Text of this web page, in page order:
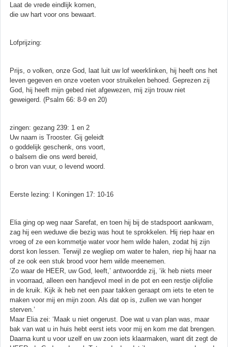
Laat de vrede eindlijk komen,
die uw hart voor ons bewaart.
Lofprijzing:
Prijs, o volken, onze God, laat luit uw lof weerklinken, hij heeft ons het
leven gegeven en onze voeten voor struikelen behoed. Geprezen zij
God, hij heeft mijn gebed niet afgewezen, mij zijn trouw niet
geweigerd. (Psalm 66: 8-9 en 20)
zingen: gezang 239: 1 en 2
Uw naam is Trooster. Gij geleidt
o goddelijk geschenk, ons voort,
o balsem die ons werd bereid,
o bron van vuur, o levend woord.
Eerste lezing: I Koningen 17: 10-16
Elia ging op weg naar Sarefat, en toen hij bij de stadspoort aankwam,
zag hij een weduwe die bezig was hout te sprokkelen. Hij riep haar en
vroeg of ze een kommetje water voor hem wilde halen, zodat hij zijn
dorst kon lessen. Terwijl ze wegliep om water te halen, riep hij haar na
of ze ook een stuk brood voor hem wilde meenemen.
‘Zo waar de HEER, uw God, leeft,’ antwoordde zij, ‘ik heb niets meer
in voorraad, alleen een handjevol meel in de pot en een restje olijfolie
in de kruik. Kijk ik heb net een paar takken geraapt om iets te eten te
maken voor mij en mijn zoon. Als dat op is, zullen we van honger
sterven.’
Maar Elia zei: ‘Maak u niet ongerust. Doe wat u van plan was, maar
bak van wat u in huis hebt eerst iets voor mij en kom me dat brengen.
Daarna kunt u voor uzelf en uw zoon iets klaarmaken, want dit zegt de